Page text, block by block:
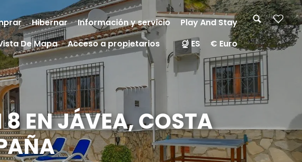
EN JÁVEA, COSTA
Hibernar Información y servicio
Play And Stay
De Mapa
Acceso a propietarios ES € Euro